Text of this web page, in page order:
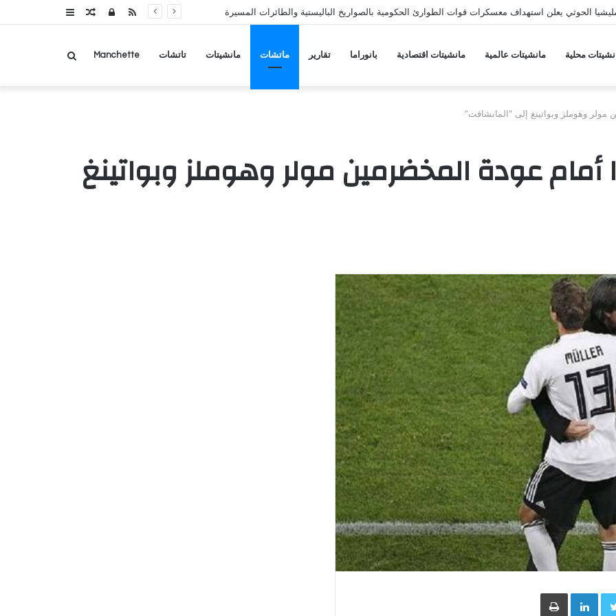
الحوثي يعلن استهداف معسكرات قوات الطوارئ الحكومية بالصواريخ الباليستية والطائرات المسيرة عمودمقالتسجيلRSS
محلية مانشيتات عالمية مانشيتات اقتصادية بانوراما تقارير ماتشات مانشيتات تاتشات Manchette بحث
وهوملز وبواتينغ إلى “المانشافت”
عودة المخضرمين مولر وهوملز وبواتينغ
Twitter
LinkedInطباعة